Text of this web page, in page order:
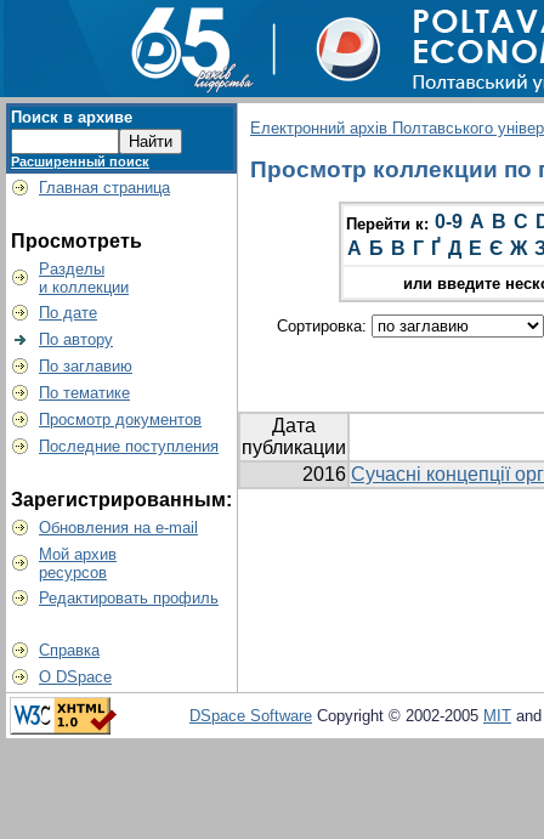
Поиск в архиве
Расширенный поиск
Главная страница
Просмотреть
Разделы
и коллекции
По дате
По автору
По заглавию
По тематике
Просмотр документов
Последние поступления
Зарегистрированным:
Обновления на e-mail
Мой архив
ресурсов
Редактировать профиль
Справка
О DSpace
Електронний архів Полтавського
Просмотр коллекции по
Перейти к: 0-9 A B C
А Б В Г Ґ Д Е Є Ж
или введите
Сортировка:
Дата
публикации
2016 Сучасні концепції
DSpace Software Copyright © 2002-2005 MIT